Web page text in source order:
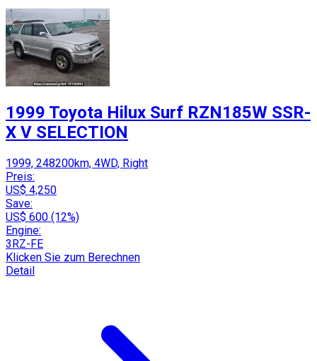
1999 Toyota Hilux Surf RZN185W SSR-
X V SELECTION
1999, 248200km, 4WD, Right
Preis:
US$ 4,250
Save:
US$ 600 (12%)
Engine:
3RZ-FE
Klicken Sie zum Berechnen
Detail